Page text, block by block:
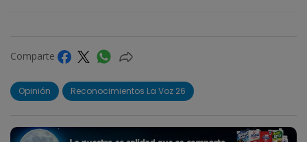
Comparte
Opinión Reconocimientos La Voz 26